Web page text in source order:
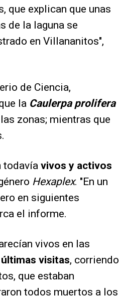
que explican que unas
de la laguna se
en Villananitos",
de Ciencia,
la Caulerpa prolifera
zonas; mientras que
todavía vivos y activos
Hexaplex. "En un
en siguientes
el informe.
vivos en las
visitas, corriendo
que estaban
todos muertos a los